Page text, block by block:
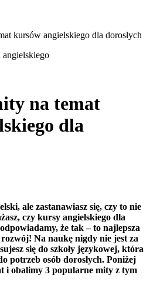
kursów angielskiego dla dorosłych
na temat
dla
ale zastanawiasz się, czy to nie
czy kursy angielskiego dla
że tak – to najlepsza
Na naukę nigdy nie jest za
się do szkoły językowej, która
potrzeb osób dorosłych. Poniżej
i obalimy 3 popularne mity z tym